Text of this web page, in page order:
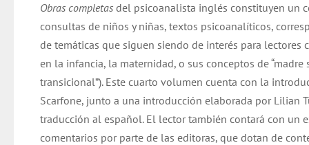
Obras completas del psicoanalista inglés constituyen un
consultas de niños y niñas, textos psicoanalíticos,
de temáticas que siguen siendo de interés para
en la infancia, la maternidad, o sus conceptos de “madre
transicional”). Este cuarto volumen cuenta con la
Scarfone, junto a una introducción elaborada por Lilian
traducción al español. El lector también contará con un
comentarios por parte de las editoras, que dotan de